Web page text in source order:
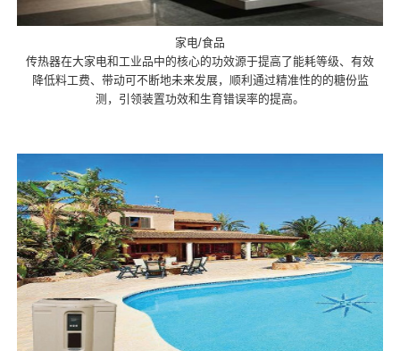
家电/食品
传热器在大家电和工业品中的核心的功效源于提高了能耗等级、有效
降低料工费、带动可不断地未来发展，顺利通过精准性的的糖份监
测，引领装置功效和生育错误率的提高。